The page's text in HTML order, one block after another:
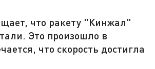
что ракету "Кинжал"
Это произошло в
что скорость достигла